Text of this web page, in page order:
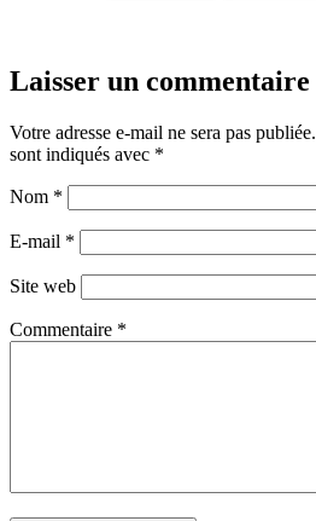
Laisser un commentaire
Votre adresse e-mail ne sera pas publiée.
sont indiqués avec *
Nom *
E-mail *
Site web
Commentaire *